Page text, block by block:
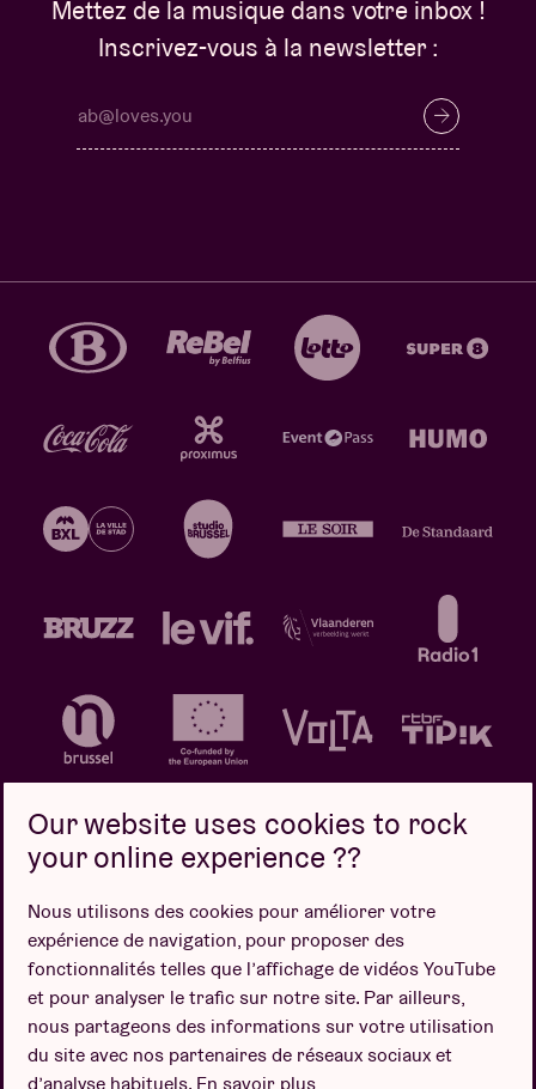
Mettez de la musique dans votre inbox !
Inscrivez-vous à la newsletter :
Politique de confidentialité
Politique de cookies
Conditions de vente
Design par
Our website uses cookies to rock
your online experience ??
Nous utilisons des cookies pour améliorer votre
expérience de navigation, pour proposer des
fonctionnalités telles que l’affichage de vidéos YouTube
et pour analyser le trafic sur notre site. Par ailleurs,
nous partageons des informations sur votre utilisation
du site avec nos partenaires de réseaux sociaux et
d’analyse habituels. En savoir plus